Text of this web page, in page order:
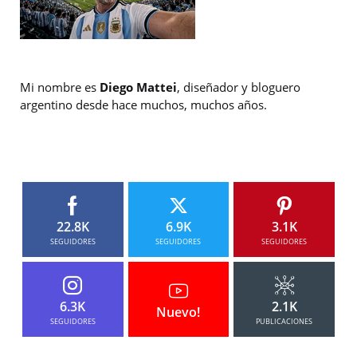
Mi nombre es Diego Mattei, diseñador y bloguero
argentino desde hace muchos, muchos años.
22.8K
SEGUIDORES
6.9K
SEGUIDORES
3.1K
SEGUIDORES
6.3K
SEGUIDORES
Nuevo! 2.1K
PUBLICACIONES